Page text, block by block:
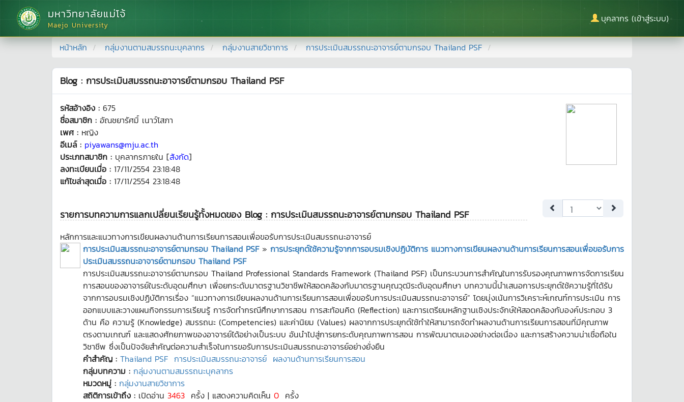
มหาวิทยาลัยแม่โจ้
Maejo University
บุคลากร (เข้าสู่ระบบ)
หน้าหลัก กลุ่มงานตามสมรรถนะบุคลากร กลุ่มงานสายวิชาการ การประเมินสมรรถนะอาจารย์ตามกรอบ Thailand PSF
Blog : การประเมินสมรรถนะอาจารย์ตามกรอบ Thailand PSF
รหัสอ้างอิง : 675
ชื่อสมาชิก : อัณชยารัศมิ์ เนาว์โสภา
เพศ : หญิง
อีเมล์ : piyawans@mju.ac.th
ประเภทสมาชิก : บุคลากรภายใน [สังกัด]
ลงทะเบียนเมื่อ : 17/11/2554 23:18:48
แก้ไขล่าสุดเมื่อ : 17/11/2554 23:18:48
รายการบทความการแลกเปลี่ยนเรียนรู้ทั้งหมดของ Blog : การประเมินสมรรถนะอาจารย์ตามกรอบ Thailand PSF
หลักการและแนวทางการเขียนผลงานด้านการเรียนการสอนเพื่อขอรับการประเมินสมรรถนะอาจารย์
การประเมินสมรรถนะอาจารย์ตามกรอบ Thailand PSF» การประยุกต์ใช้ความรู้จากการอบรมเชิงปฏิบัติการ แนวทางการเขียนผลงานด้านการเรียนการสอนเพื่อขอรับการ
ประเมินสมรรถนะอาจารย์ตามกรอบ Thailand PSF
การประเมินสมรรถนะอาจารย์ตามกรอบ Thailand Professional Standards Framework (Thailand PSF) เป็นกระบวนการสำคัญในการรับรองคุณภาพการจัดการเรียน
การสอนของอาจารย์ในระดับอุดมศึกษา เพื่อยกระดับมาตรฐานวิชาชีพให้สอดคล้องกับมาตรฐานคุณวุฒิระดับอุดมศึกษา บทความนี้นำเสนอการประยุกต์ใช้ความรู้ที่ได้รับ
จากการอบรมเชิงปฏิบัติการเรื่อง “แนวทางการเขียนผลงานด้านการเรียนการสอนเพื่อขอรับการประเมินสมรรถนะอาจารย์” โดยมุ่งเน้นการวิเคราะห์เกณฑ์การประเมิน การ
ออกแบบและวางแผนกิจกรรมการเรียนรู้ การจัดทำกรณีศึกษาการสอน การสะท้อนคิด (Reflection) และการเตรียมหลักฐานเชิงประจักษ์ให้สอดคล้องกับองค์ประกอบ 3
ด้าน คือ ความรู้ (Knowledge) สมรรถนะ (Competencies) และค่านิยม (Values) ผลจากการประยุกต์ใช้ทำให้สามารถจัดทำผลงานด้านการเรียนการสอนที่มีคุณภาพ
ตรงตามเกณฑ์ และแสดงศักยภาพของอาจารย์ได้อย่างเป็นระบบ อันนำไปสู่การยกระดับคุณภาพการสอน การพัฒนาตนเองอย่างต่อเนื่อง และการสร้างความน่าเชื่อถือใน
วิชาชีพ ซึ่งเป็นปัจจัยสำคัญต่อความสำเร็จในการขอรับการประเมินสมรรถนะอาจารย์อย่างยั่งยืน
คำสำคัญ : Thailand PSF การประเมินสมรรถนะอาจารย์ ผลงานด้านการเรียนการสอน
กลุ่มบทความ : กลุ่มงานตามสมรรถนะบุคลากร
หมวดหมู่ : กลุ่มงานสายวิชาการ
สถิติการเข้าถึง : เปิดอ่าน 3463 ครั้ง | แสดงความคิดเห็น 0 ครั้ง